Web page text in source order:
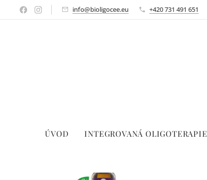
info@bioligocee.eu +420 731 491 651
ÚVOD INTEGROVANÁ OLIGOTERAPIE